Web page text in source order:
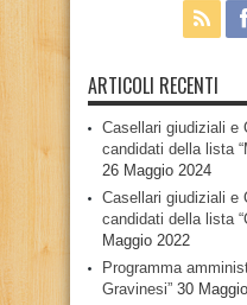
ARTICOLI RECENTI
Casellari giudiziali e
candidati della lista
26 Maggio 2024
Casellari giudiziali e
candidati della lista
Maggio 2022
Programma
Gravinesi” 30